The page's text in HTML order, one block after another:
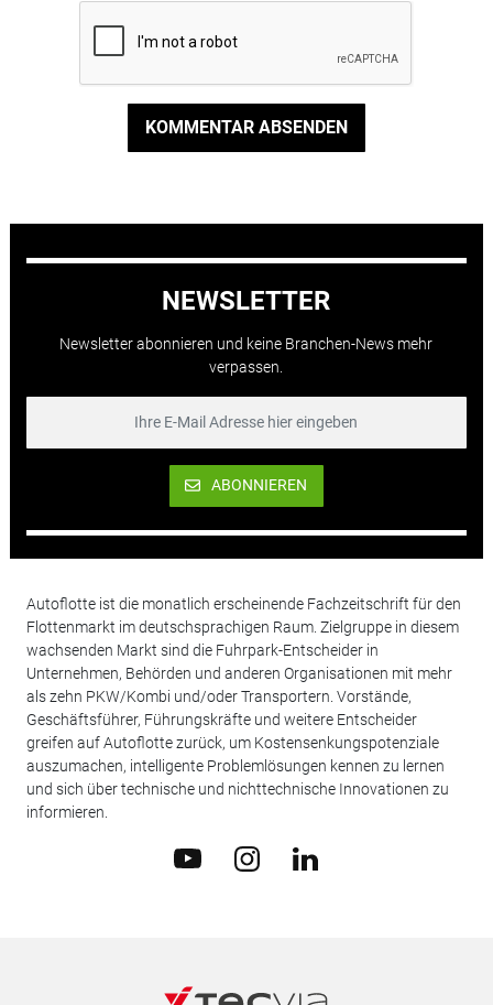
KOMMENTAR ABSENDEN
NEWSLETTER
Newsletter abonnieren und keine Branchen-News mehr
verpassen.
ABONNIEREN
Autoflotte ist die monatlich erscheinende Fachzeitschrift für den
Flottenmarkt im deutschsprachigen Raum. Zielgruppe in diesem
wachsenden Markt sind die Fuhrpark-Entscheider in
Unternehmen, Behörden und anderen Organisationen mit mehr
als zehn PKW/Kombi und/oder Transportern. Vorstände,
Geschäftsführer, Führungskräfte und weitere Entscheider
greifen auf Autoflotte zurück, um Kostensenkungspotenziale
auszumachen, intelligente Problemlösungen kennen zu lernen
und sich über technische und nichttechnische Innovationen zu
informieren.